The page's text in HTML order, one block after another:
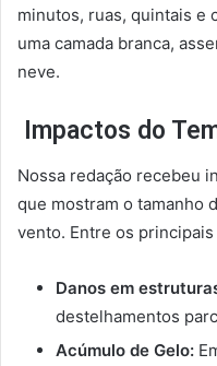
minutos, ruas, quintais e
uma camada branca,
neve.
Impactos do
Nossa redação recebeu
que mostram o tamanho
vento. Entre os
Danos em
destelhamentos
Acúmulo de Gelo: